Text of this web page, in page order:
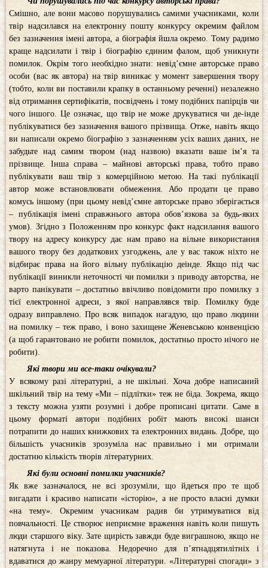
Смішно, але вони масово порушувались самими учасниками, коли
твір надсилався на електронну пошту конкурсу окремим файлом
без зазначення імені автора, а біографія йшла окремо. Тому радимо
краще надсилати і твір і біографію єдиним фалом, щоб уникнути
помилок. Окрім того необхідно знати: невід’ємне авторське право
особи (вас як автора) на твір виникає у момент завершення твору
(тобто, коли ви поставили крапку в останньому реченні) незалежно
від отримання сертифікатів, посвідчень і тому подібних папірців чи
чого іншого. Це означає, що твір не може друкуватися чи де-інде
публікуватися без зазначення вашого прізвища. Отже, навіть якщо
ви написали окремо біографію з зазначенням усіх ваших даних, не
забудьте над самим твором (над назвою) вказати ваше ім’я та
прізвище. Інша справа – майнові авторські права, тобто право
публікувати ваш твір з комерційною метою. На такі публікації
автор може встановлювати обмеження. Або продати це право
комусь іншому (при цьому невід’ємне авторське право зберігається
– публікація імені справжнього автора обов’язкова за будь-яких
умов). Згідно з Положенням про конкурс факт надсилання вашого
твору на адресу конкурсу дає нам право на вільне використання
вашого твору без додаткових узгоджень, але у вас також ніхто не
відбирає права на його вільну публікацію деінде. Якщо під час
публікації виникли неточності чи помилки з приводу авторства, не
варто панікувати – достатньо ввічливо повідомити про помилку з
тієї електронної адреси, з якої направлявся твір. Помилку буде
одразу виправлено. Про всяк випадок нагадую, що право людини
на помилку – теж право, і воно захищене Женевською конвенцією
(а щоб гарантовано не робити помилок, достатньо просто нічого не
робити).
Які твори ми все-таки очікували?
У всякому разі літературні, а не шкільні. Хоча добре написаний
шкільний твір на тему «Ми – підлітки» теж не біда. Зокрема, якщо
з тексту можна узяти розумні і добре прописані цитати. Саме в
цьому форматі автори подібних робіт мають високі шанси
потрапити до наших книжкових та електронних видань. Добре, що
більшість учасників зрозуміла нас правильно і ми отримали
достатню кількість творів літературних.
Які були основні помилки учасників?
Як вже зазначалося, не всі зрозуміли, що йдеться про те щоб
вигадати і красиво написати «історію», а не просто власні думки
«на тему». Окремим учасникам радив би утримуватися від
повчальності. Це створює неприємне враження навіть коли пишуть
люди старшого віку. Зате щирість завжди буде виграшною, якщо не
натягнута і не показова. Недоречно для п’ятнадцятилітніх і
вдаватися до жанру мемуарної літератури. «Літературні спогади» з